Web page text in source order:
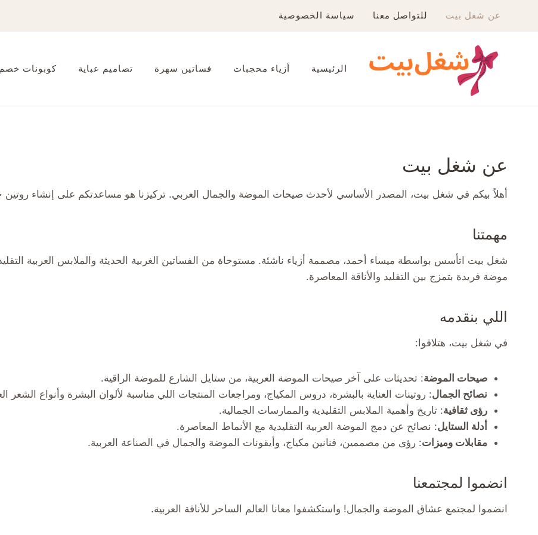
عن شغل بيت للتواصل معنا سياسة الخصوصية
الرئيسية أزياء محجبات فساتين سهرة تصاميم عباية كوبونات
عن شغل بيت
أهلاً بيكم في شغل بيت، المصدر الأساسي لأحدث صيحات الموضة والجمال العربي. تركيزنا هو مساعدتكم على إنشاء
مهمتنا
شغل بيت اتأسس بواسطة ميساء أحمد، مصممة أزياء ناشئة. مستوحاة من الفساتين الغربية الحديثة والملابس العربية
موضة فريدة بتمزج بين التقليد والأناقة المعاصرة.
اللي بنقدمه
في شغل بيت، هتلاقوا:
صيحات الموضة: تحديثات على آخر صيحات الموضة العربية، من ستايل الشارع للموضة الراقية.
نصائح الجمال: روتينات العناية بالبشرة، دروس المكياج، ومراجعات المنتجات اللي مناسبة لألوان البشرة وأنواع الشعر
رؤى ثقافية: تاريخ وأهمية الملابس التقليدية والممارسات الجمالية.
أدلة الستايل: نصائح عن دمج الموضة العربية التقليدية مع الأنماط المعاصرة.
مقابلات وميزات: رؤى من مصممين، فنانين مكياج، وأيقونات الموضة والجمال في الصناعة العربية.
انضموا لمجتمعنا
انضموا لمجتمع عشاق الموضة والجمال! واستكشفوا معانا العالم الساحر للأناقة العربية.